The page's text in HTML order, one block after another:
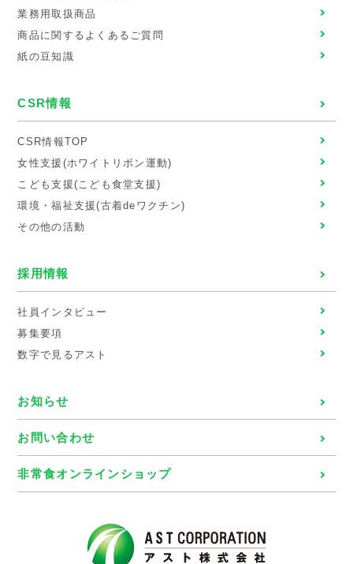
業務用取扱商品
商品に関するよくあるご質問
紙の豆知識
CSR情報
CSR情報TOP
女性支援(ホワイトリボン運動)
こども支援(こども食堂支援)
環境・福祉支援(古着deワクチン)
その他の活動
採用情報
社員インタビュー
募集要項
数字で見るアスト
お知らせ
お問い合わせ
非常食オンラインショップ